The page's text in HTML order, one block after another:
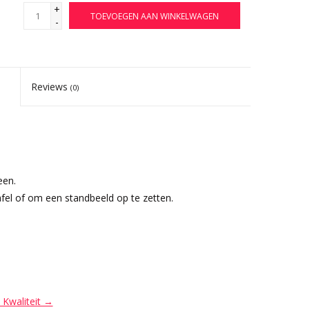
+
-
TOEVOEGEN AAN WINKELWAGEN
Reviews(0)
of om een standbeeld op te zetten.
Kwaliteit →